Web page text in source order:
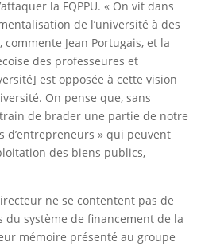
la FQPPU. « On vit dans
de l’université à des
Jean Portugais, et la
des professeures et
est opposée à cette vision
On pense que, sans
de brader une partie de notre
d’entrepreneurs » qui peuvent
des biens publics,
ne se contentent pas de
système de financement de la
mémoire présenté au groupe